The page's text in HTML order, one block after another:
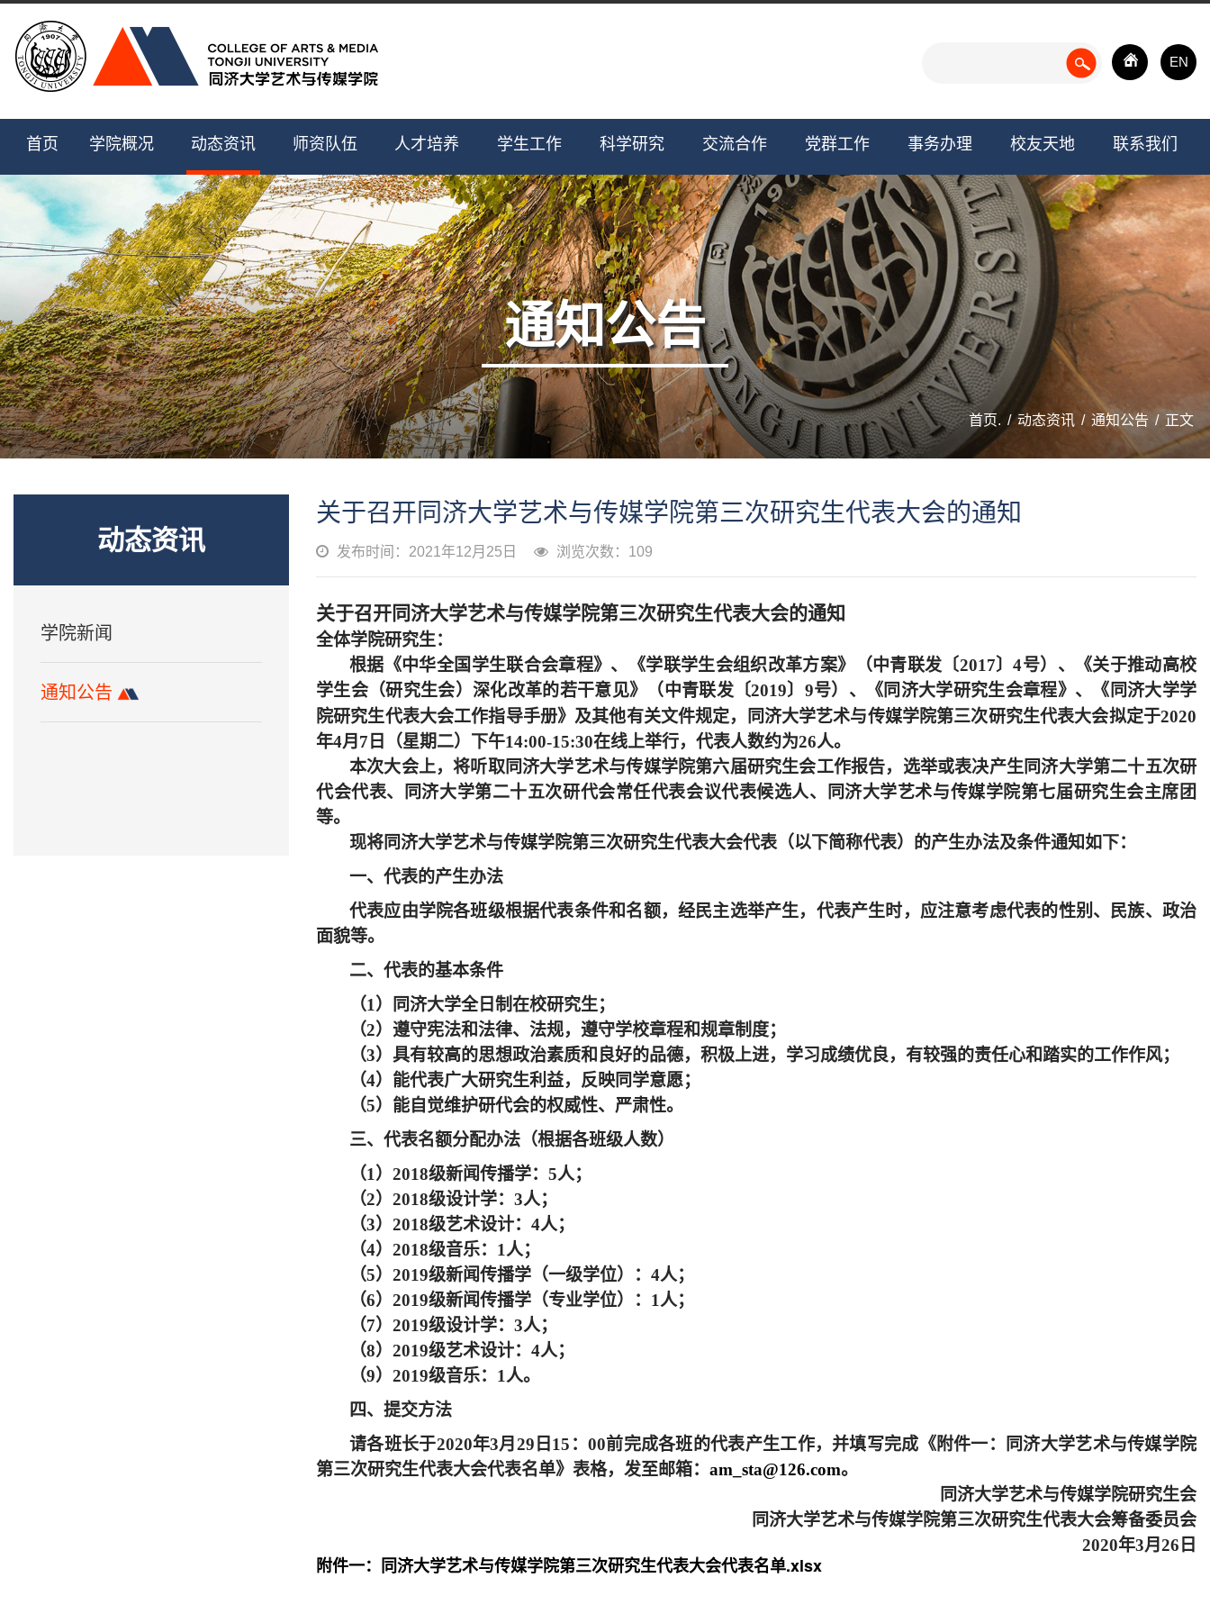
EN
首页 学院概况 动态资讯 师资队伍 人才培养 学生工作 科学研究 交流合作 党群工作 事务办理 校友天地 联系我们
通知公告
首页. /动态资讯 / 通知公告 / 正文
动态资讯
学院新闻
通知公告
关于召开同济大学艺术与传媒学院第三次研究生代表大会的通知
发布时间：2021年12月25日 浏览次数： 109
关于召开同济大学艺术与传媒学院第三次研究生代表大会的通知
全体学院研究生：
根据 《中华全国学生联合会章程》、《学联学生会组织改革方案》（中青联发〔2017〕4号）、《关于推动高校
学生会（研究生会）深化改革的若干意见》（中青联发〔2019〕 9号）、《同济大学研究生会章程》、《同济大学学
院研究生代表大会工作指导手册》及其他有关文件规定， 同济大学艺术与传媒学院第三次研究生代表大会拟定于2020
年4月 7 日（星期二）下午14:00-15:30在线上举行，代表人数约为26人。
本次大会上，将听取同济大学艺术与传媒学院第六届研究生会工作报告，选举或表决产生同济大学第二十五次研
代会代表、同济大学第二十五次研代会常任代表会议代表候选人、同济大学艺术与传媒学院第七届研究生会主席团
等。
现将同济大学艺术与传媒学院第三次研究生代表大会代表（以下简称代表）的产生办法及条件通知如下：
一、代表的产生办法
代表应由学院各班级根据代表条件和名额，经民主选举产生，代表产生时，应注意考虑代表的性别、民族、政治
面貌等。
二、代表的基本条件
（1 ）
同济大学全日制在校研究生；
（2） 遵守宪法和法律、法规，遵守学校章程和规章制度；
（3） 具有较高的思想政治素质和良好的品德，积极上进，学习成绩优良，有较强的责任心和踏实的工作作风；
（4） 能代表广大研究生利益，反映同学意愿；
（5）能自觉维护研代会的权威性、严肃性。
三、代表名额分配办法（根据各班级人数）
（1 ） 2018级新闻传播学： 5人；
（2） 2018级设计学： 3人；
（3） 2018级艺术设计： 4人；
（4） 2018级音乐： 1人；
（5） 2019级新闻传播学（一级学位）： 4人；
（6）2019级新闻传播学（专业学位）：1人；
（7） 2019级设计学： 3人；
（8） 2019级艺术设计： 4人；
（9） 2019级音乐： 1人。
四、提交方法
请各班长于2020年3月 29 日 15 ： 00前完成各班的代表产生工作，并填写完成《附件一：同济大学艺术与传媒学院
第三次研究生代表大会代表名单》表格， 发至邮箱： am_sta@126.com。
同济大学艺术与传媒学院研究生会
同济大学艺术与传媒学院第三次研究生代表大会筹备委员会
2020年3月26日
附件一：同济大学艺术与传媒学院第三次研究生代表大会代表名单.xlsx